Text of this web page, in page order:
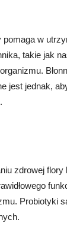
w
takie jak
jest jednak,
zdrowej
Probiotyki